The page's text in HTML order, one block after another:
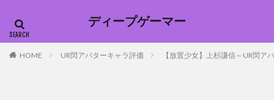
ディープゲーマー
HOME UR閃アバターキャラ評価 【放置少女】上杉謙信～UR閃ア